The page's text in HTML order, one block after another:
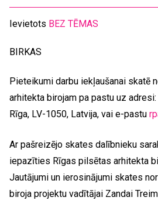
Ievietots BEZ TĒMAS
BIRKAS
Pieteikumi darbu iekļaušanai skatē
arhitekta birojam pa pastu uz
Rīga, LV-1050, Latvija, vai e-pastu
Ar pašreizējo skates dalībnieku
iepazīties Rīgas pilsētas arhitekta
Jautājumi un ierosinājumi skates
biroja projektu vadītājai Zandai